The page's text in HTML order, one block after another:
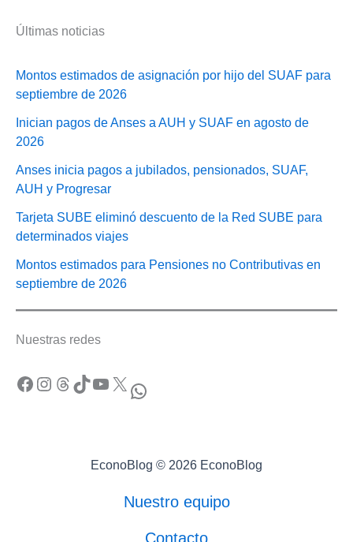
Últimas noticias
Montos estimados de asignación por hijo del SUAF para
septiembre de 2026
Inician pagos de Anses a AUH y SUAF en agosto de
2026
Anses inicia pagos a jubilados, pensionados, SUAF,
AUH y Progresar
Tarjeta SUBE eliminó descuento de la Red SUBE para
determinados viajes
Montos estimados para Pensiones no Contributivas en
septiembre de 2026
Nuestras redes
Facebook Instagram Threads TikTok YouTube X WhatsApp
EconoBlog © 2026 EconoBlog
Nuestro equipo
Contacto